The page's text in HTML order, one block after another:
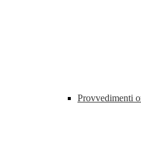
Provvedimenti